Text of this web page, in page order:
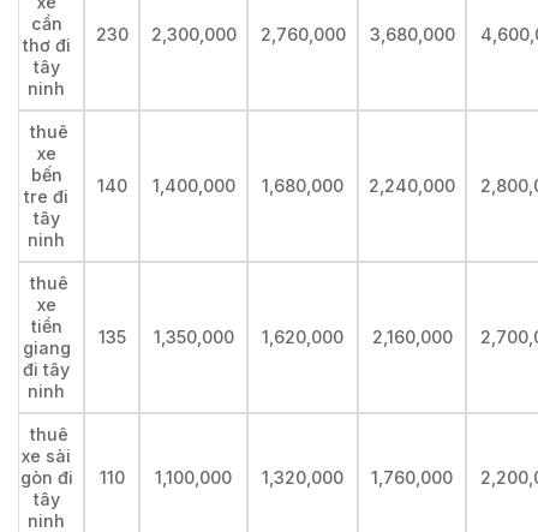
cần
thơ đi
tây
ninh
230 2,300,000 2,760,000 3,680,000
thuê
xe
bến
tre đi
tây
ninh
140 1,400,000 1,680,000 2,240,000
thuê
xe
tiền
giang
đi tây
ninh
135 1,350,000 1,620,000 2,160,000
thuê
xe sài
gòn đi
tây
ninh
110 1,100,000 1,320,000 1,760,000